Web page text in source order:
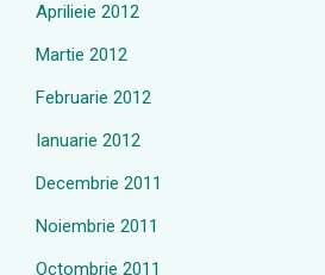
Aprilieie 2012
Martie 2012
Februarie 2012
Ianuarie 2012
Decembrie 2011
Noiembrie 2011
Octombrie 2011